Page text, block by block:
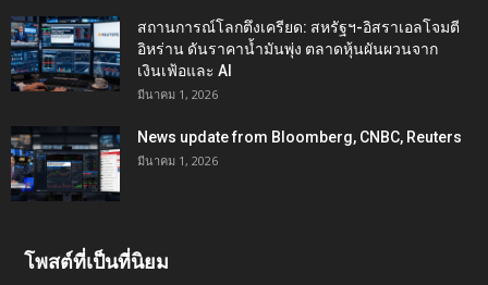
สถานการณ์โลกตึงเครียด: สหรัฐฯ-อิสราเอลโจมตี
อิหร่าน ดันราคาน้ำมันพุ่ง ตลาดหุ้นผันผวนจาก
เงินเฟ้อและ AI
มีนาคม 1, 2026
News update from Bloomberg, CNBC, Reuters
มีนาคม 1, 2026
โพสต์ที่เป็นที่นิยม